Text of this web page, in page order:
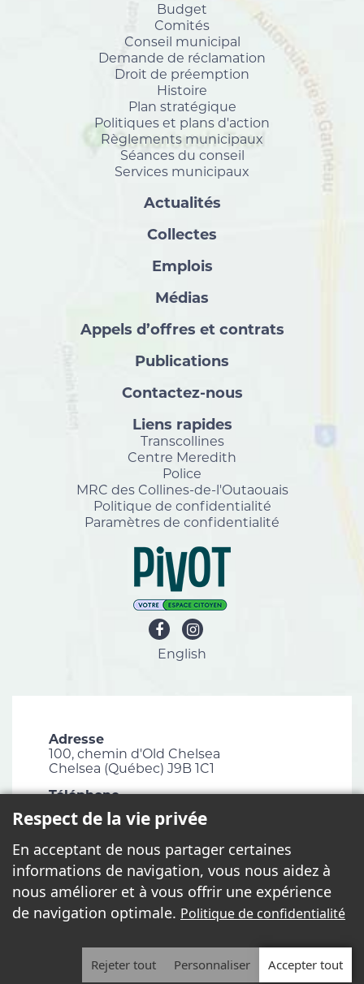
Budget
Comités
Conseil municipal
Demande de réclamation
Droit de préemption
Histoire
Plan stratégique
Politiques et plans d'action
Règlements municipaux
Séances du conseil
Services municipaux
Actualités
Collectes
Emplois
Médias
Appels d’offres et contrats
Publications
Contactez-nous
Liens rapides
Transcollines
Centre Meredith
Police
MRC des Collines-de-l'Outaouais
Politique de confidentialité
Paramètres de confidentialité
English
Adresse
100, chemin d'Old Chelsea
Chelsea (Québec) J9B 1C1
Téléphone
819 827-1124
info@chelsea.ca
Télécopieur
819 827-2672
2026 - Tous droits réservés. © Municipalité de Chelsea
Respect de la vie privée
En acceptant de nous partager certaines
informations de navigation, vous nous aidez à
nous améliorer et à vous offrir une expérience
de navigation optimale. Politique de confidentialité
Rejeter tout Personnaliser Accepter tout